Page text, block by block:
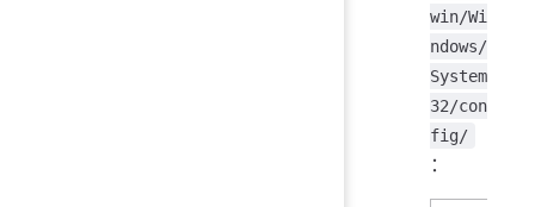
win/Wi
ndows/
System
32/con
fig/
：